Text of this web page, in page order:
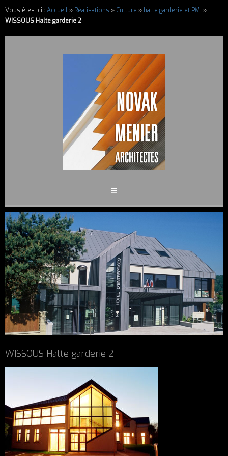
Vous êtes ici : Accueil» Réalisations » Culture » halte garderie et PMI »
WISSOUS Halte garderie 2
WISSOUS Halte garderie 2